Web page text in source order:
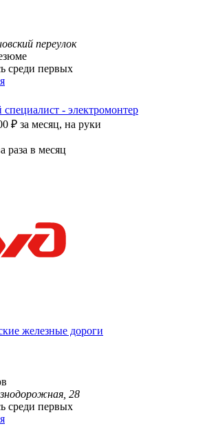
переулок
среди первых
- электромонтер
₽ за месяц, на руки
в месяц
железные дороги
28
среди первых